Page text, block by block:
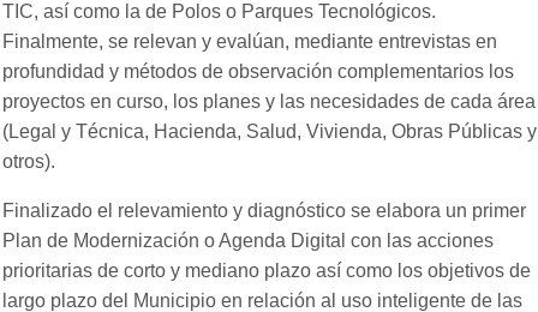
TIC, así como la de Polos o Parques Tecnológicos.
Finalmente, se relevan y evalúan, mediante entrevistas en
profundidad y métodos de observación complementarios los
proyectos en curso, los planes y las necesidades de cada área
(Legal y Técnica, Hacienda, Salud, Vivienda, Obras Públicas y
otros).
Finalizado el relevamiento y diagnóstico se elabora un primer
Plan de Modernización o Agenda Digital con las acciones
prioritarias de corto y mediano plazo así como los objetivos de
largo plazo del Municipio en relación al uso inteligente de las